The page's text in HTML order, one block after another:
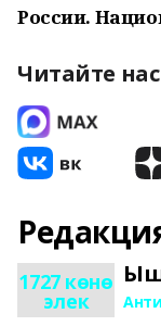
России.
Читайте нас
1727 көнө
элек